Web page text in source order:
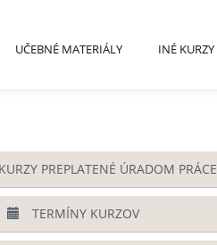
UČEBNÉ MATERIÁLY INÉ KURZY
KURZY PREPLATENÉ ÚRADOM PRÁCE
TERMÍNY KURZOV